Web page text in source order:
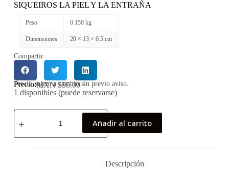
SIQUEIROS LA PIEL Y LA ENTRAÑA
Peso 0.150 kg
Dimensiones 20 × 13 × 0.5 cm
Compartir
Precio:MXN $50.00
Precio sujeto a cambio sin previo aviso.
1 disponibles (puede reservarse)
Añadir al carrito
Descripción